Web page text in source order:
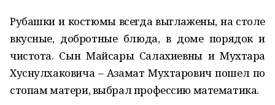
Рубашки и костюмы всегда выглажены, на столе
вкусные, добротные блюда, в доме порядок и
чистота. Сын Майсары Салахиевны и Мухтара
Хуснулхаковича – Азамат Мухтарович пошел по
стопам матери, выбрал профессию математика.